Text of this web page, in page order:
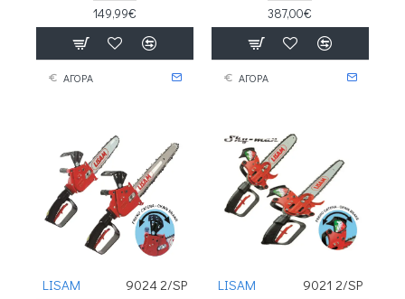
149,99€
ΑΓΟΡΑ
387,00€
ΑΓΟΡΑ
LISAM 9024 2/SP LISAM 9021 2/SP